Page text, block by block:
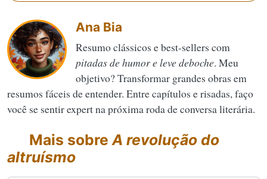
Ana Bia
Resumo clássicos e best-sellers com
pitadas de humor e leve deboche. Meu
objetivo? Transformar grandes obras em
resumos fáceis de entender. Entre capítulos e risadas, faço
você se sentir expert na próxima roda de conversa literária.
Mais sobreA revolução do
altruísmo